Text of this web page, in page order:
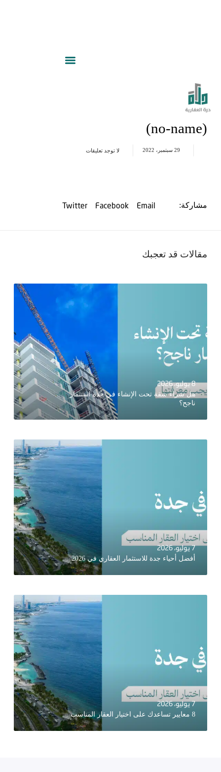
(no-name)
29 سبتمبر، 2022 لا توجد تعليقات
مشاركة: Email
Facebook
Twitter
مقالات قد تعجبك
8 يوليو، 2026
هل شراء شقة تحت الإنشاء في جدة استثمار
ناجح؟
7 يوليو، 2026
أفضل أحياء جدة للاستثمار العقاري في 2026
7 يوليو، 2026
8 معايير تساعدك على اختيار العقار المناسب